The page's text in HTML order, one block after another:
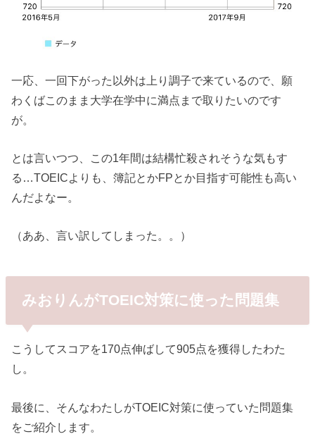
一応、一回下がった以外は上り調子で来ているので、願
わくばこのまま大学在学中に満点まで取りたいのです
が。
とは言いつつ、この1年間は結構忙殺されそうな気もす
る…TOEICよりも、簿記とかFPとか目指す可能性も高い
んだよなー。
（ああ、言い訳してしまった。。）
みおりんがTOEIC対策に使った問題集
こうしてスコアを170点伸ばして905点を獲得したわた
し。
最後に、そんなわたしがTOEIC対策に使っていた問題集
をご紹介します。